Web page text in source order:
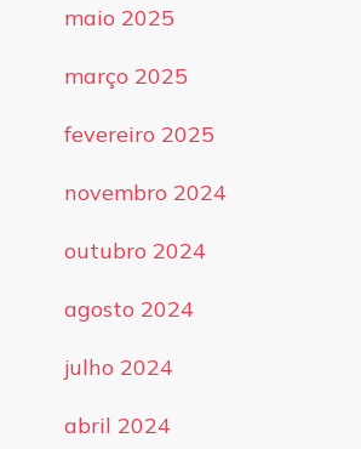
maio 2025
março 2025
fevereiro 2025
novembro 2024
outubro 2024
agosto 2024
julho 2024
abril 2024